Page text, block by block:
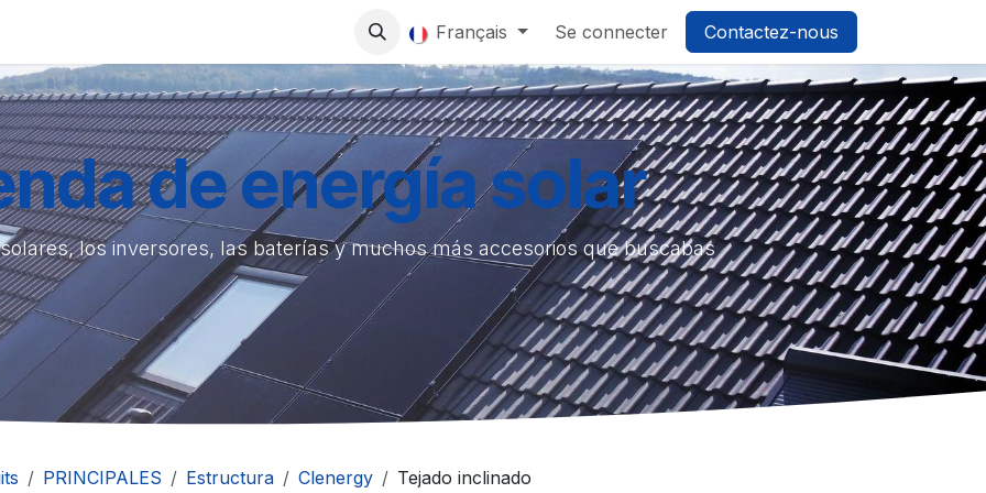
TRAVAILLEZ AVEC NOUS 0
Français Se connecter Contactez-nous
de energía solar
los inversores, las baterías y muchos más accesorios que buscabas
PRINCIPALES Estructura Clenergy Tejado inclinado